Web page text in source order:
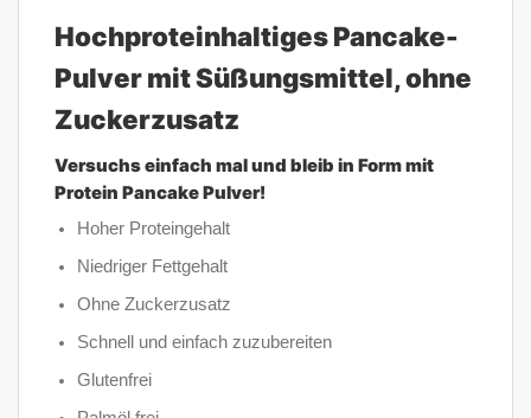
Hochproteinhaltiges Pancake-
Pulver mit Süßungsmittel, ohne
Zuckerzusatz
Versuchs einfach mal und bleib in Form mit
Protein Pancake Pulver!
Hoher Proteingehalt
Niedriger Fettgehalt
Ohne Zuckerzusatz
Schnell und einfach zuzubereiten
Glutenfrei